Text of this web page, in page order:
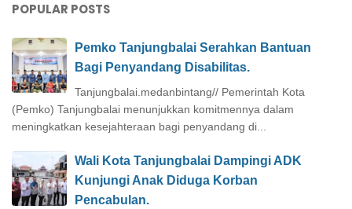
POPULAR POSTS
Pemko Tanjungbalai Serahkan Bantuan
Bagi Penyandang Disabilitas.
Tanjungbalai.medanbintang// Pemerintah Kota
(Pemko) Tanjungbalai menunjukkan komitmennya dalam
meningkatkan kesejahteraan bagi penyandang di...
Wali Kota Tanjungbalai Dampingi ADK
Kunjungi Anak Diduga Korban
Pencabulan.